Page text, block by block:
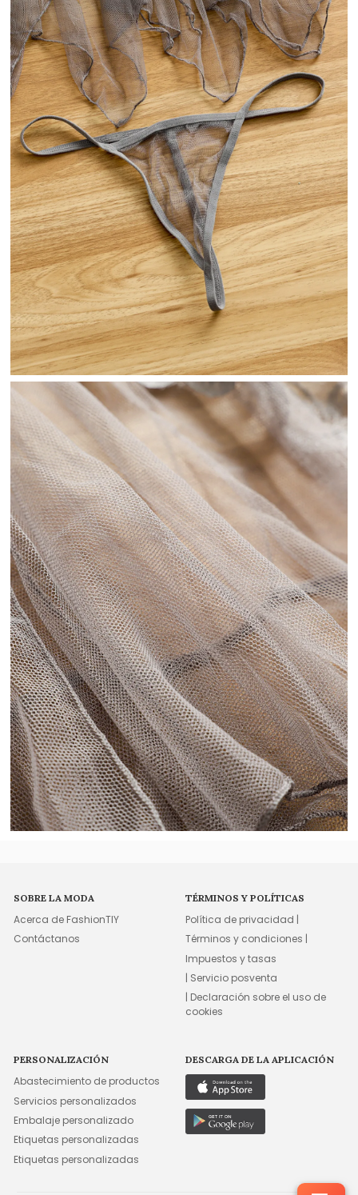
SOBRE LA MODA
Acerca de FashionTIY
Contáctanos
TÉRMINOS Y POLÍTICAS
Política de privacidad |
Términos y condiciones |
Impuestos y tasas
| Servicio posventa
| Declaración sobre el uso de
cookies
PERSONALIZACIÓN
Abastecimiento de productos
Servicios personalizados
Embalaje personalizado
Etiquetas personalizadas
Etiquetas personalizadas
DESCARGA DE LA APLICACIÓN